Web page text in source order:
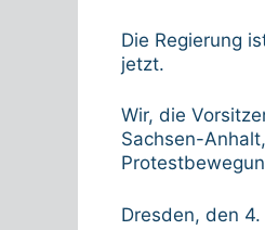
Die Regierung
jetzt.
Wir, die
Sachsen-
Dresden, den